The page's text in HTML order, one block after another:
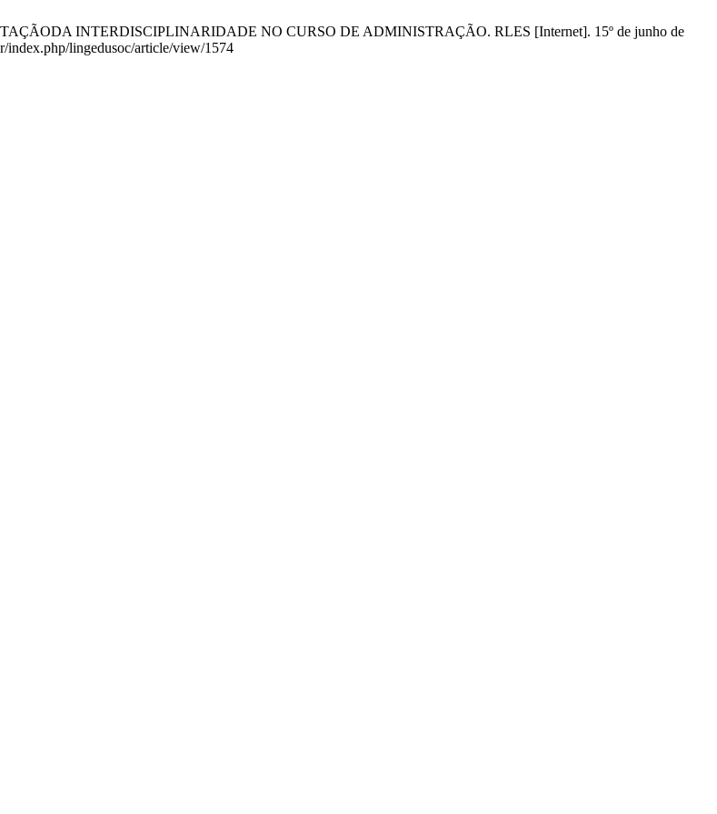
INTERDISCIPLINARIDADE NO CURSO DE ADMINISTRAÇÃO. RLES [Internet]. 15º de junho de
index.php/lingedusoc/article/view/1574